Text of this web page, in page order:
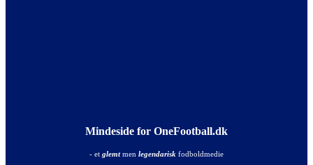
Mindeside for OneFootball.dk
- et glemtmen legendarisk fodboldmedie